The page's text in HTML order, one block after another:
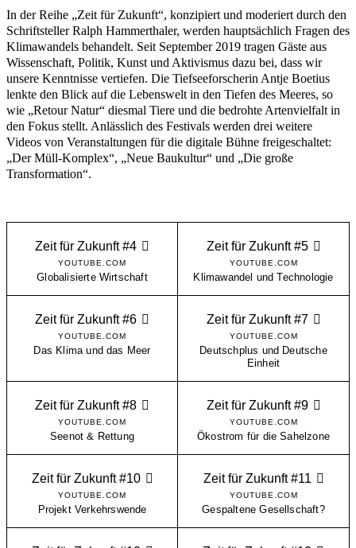
In der Reihe „Zeit für Zukunft“, konzipiert und moderiert durch den
Schriftsteller Ralph Hammerthaler, werden hauptsächlich Fragen des
Klimawandels behandelt. Seit September 2019 tragen Gäste aus
Wissenschaft, Politik, Kunst und Aktivismus dazu bei, dass wir
unsere Kenntnisse vertiefen. Die Tiefseeforscherin Antje Boetius
lenkte den Blick auf die Lebenswelt in den Tiefen des Meeres, so
wie „Retour Natur“ diesmal Tiere und die bedrohte Artenvielfalt in
den Fokus stellt. Anlässlich des Festivals werden drei weitere
Videos von Veranstaltungen für die digitale Bühne freigeschaltet:
„Der Müll-Komplex“, „Neue Baukultur“ und „Die große
Transformation“.
Zeit für Zukunft #4
YOUTUBE.COM
Globalisierte Wirtschaft
Zeit für Zukunft #5
YOUTUBE.COM
Klimawandel und Technologie
Zeit für Zukunft #6
YOUTUBE.COM
Das Klima und das Meer
Zeit für Zukunft #7
YOUTUBE.COM
Deutschplus und Deutsche
Einheit
Zeit für Zukunft #8
YOUTUBE.COM
Seenot & Rettung
Zeit für Zukunft #9
YOUTUBE.COM
Ökostrom für die Sahelzone
Zeit für Zukunft #10
YOUTUBE.COM
Projekt Verkehrswende
Zeit für Zukunft #11
YOUTUBE.COM
Gespaltene Gesellschaft?